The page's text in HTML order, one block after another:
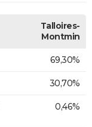
Talloires-
Montmin
69,30%
30,70%
0,46%